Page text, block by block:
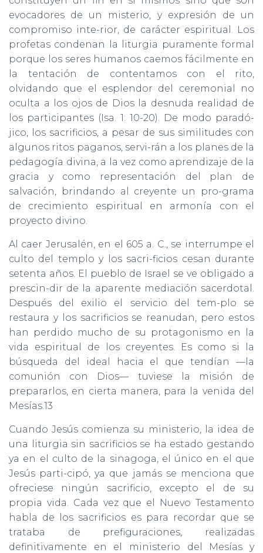
evocadores de un misterio, y expresión de un
compromiso inte-rior, de carácter espiritual. Los
profetas condenan la liturgia puramente formal
porque los seres humanos caemos fácilmente en
la tentación de contentamos con el rito,
olvidando que el esplendor del ceremonial no
oculta a los ojos de Dios la desnuda realidad de
los participantes (Isa. 1: 10-20). De modo paradó-
jico, los sacrificios, a pesar de sus similitudes con
algunos ritos paganos, servi-rán a los planes de la
pedagogía divina, a la vez como aprendizaje de la
gracia y como representación del plan de
salvación, brindando al creyente un pro-grama
de crecimiento espiritual en armonía con el
proyecto divino.
Al caer Jerusalén, en el 605 a. C., se interrumpe el
culto del templo y los sacri-ficios cesan durante
setenta años. El pueblo de Israel se ve obligado a
prescin-dir de la aparente mediación sacerdotal.
Después del exilio el servicio del tem-plo se
restaura y los sacrificios se reanudan, pero estos
han perdido mucho de su protagonismo en la
vida espiritual de los creyentes. Es como si la
búsqueda del ideal hacia el que tendían —la
comunión con Dios— tuviese la misión de
prepararlos, en cierta manera, para la venida del
Mesías.13
Cuando Jesús comienza su ministerio, la idea de
una liturgia sin sacrificios se ha estado gestando
ya en el culto de la sinagoga, el único en el que
Jesús parti-cipó, ya que jamás se menciona que
ofreciese ningún sacrificio, excepto el de su
propia vida. Cada vez que el Nuevo Testamento
habla de los sacrificios es para recordar que se
trataba de prefiguraciones, realizadas
definitivamente en el ministerio del Mesías y